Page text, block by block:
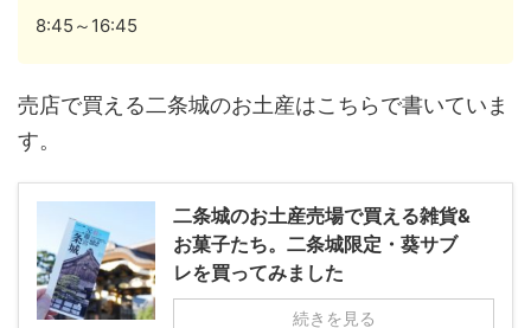
8:45～16:45
売店で買える二条城のお土産はこちらで書いていま
す。
二条城のお土産売場で買える雑貨&
お菓子たち。二条城限定・葵サブ
レを買ってみました
続きを見る